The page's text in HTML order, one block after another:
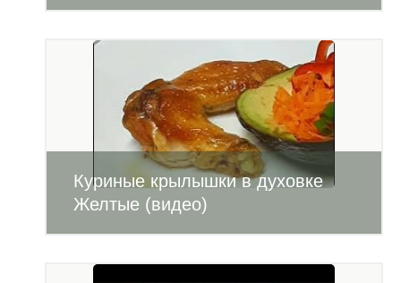
Куриные крылышки в духовке
Желтые (видео)